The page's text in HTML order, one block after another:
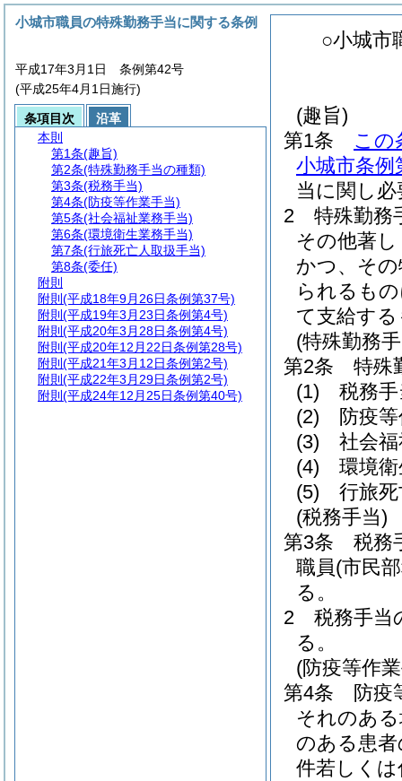
○小城市
(趣旨)
第1条
この
小城市条例
当に関し
2
特殊勤務
その他著
かつ、そ
られるも
て支給す
(特殊勤務
第2条
特殊
(1)
税務
(2)
防疫
(3)
社会
(4)
環境
(5)
行旅
(税務手当)
第3条
税務
職員(市民
る。
2
税務手当
る。
(防疫等作
第4条
防疫
それのあ
のある患
件若しく
小城市職員の特殊勤務手当に関する条例
平成17年3月1日 条例第42号
(平成25年4月1日施行)
条項目次
沿革
本則
第1条(趣旨)
第2条(特殊勤務手当の種類)
第3条(税務手当)
第4条(防疫等作業手当)
第5条(社会福祉業務手当)
第6条(環境衛生業務手当)
第7条(行旅死亡人取扱手当)
第8条(委任)
附則
附則 (平成18年9月26日条例第37号)
附則 (平成19年3月23日条例第4号)
附則 (平成20年3月28日条例第4号)
附則 (平成20年12月22日条例第28号)
附則 (平成21年3月12日条例第2号)
附則 (平成22年3月29日条例第2号)
附則 (平成24年12月25日条例第40号)